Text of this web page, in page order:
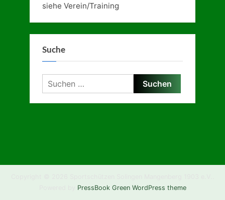
siehe Verein/Training
Suche
Suchen
nach:
PressBook Green WordPress theme